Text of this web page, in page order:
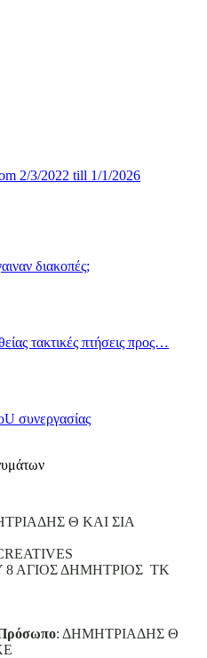
διακοπές;
τακτικές πτήσεις προς…
συνεργασίας
Θ ΚΑΙ ΣΙΑ
8 ΑΓΙΟΣ ΔΗΜΗΤΡΙΟΣ ΤΚ
Πρόσωπο: ΔΗΜΗΤΡΙΑΔΗΣ Θ